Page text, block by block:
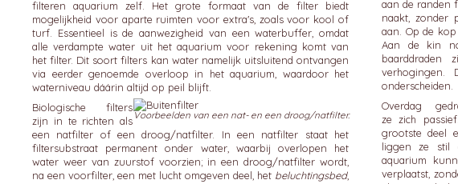
filteren aquarium zelf. Het grote formaat van de filter biedt
mogelijkheid voor aparte ruimten voor extra's, zoals voor kool of
turf. Essentieel is de aanwezigheid van een waterbuffer, omdat
alle verdampte water uit het aquarium voor rekening komt van
het filter. Dit soort filters kan water namelijk uitsluitend ontvangen
via eerder genoemde overloop in het aquarium, waardoor het
waterniveau dáárin altijd op peil blijft.
Voorbeelden van een nat- en een droog/natfilter.
Biologische filters
zijn in te richten als
een natfilter of een droog/natfilter. In een natfilter staat het
filtersubstraat permanent onder water, waarbij overlopen het
water weer van zuurstof voorzien; in een droog/natfilter wordt,
na een voorfilter, een met lucht omgeven deel, het beluchtingsbed,
aan de randen
naakt, zonder
aan. Op de
Aan de kin
onderscheiden.
Overdag
ze zich
grootste deel
liggen ze stil
aquarium
verplaatst,